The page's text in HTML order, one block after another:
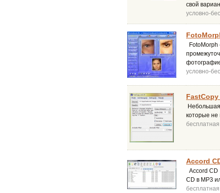
свой
условно-
условно-
FastCopy
которые не
бесплатная
Accord
Accord
CD в MP3
бесплатная